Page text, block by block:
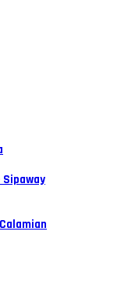
Sipaway